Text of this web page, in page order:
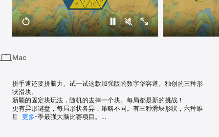
Mac
Vision
Mac
拼手速还要拼脑力。试一试这款加强版的数字华容道。独创的三种形
状滑块。
新颖的固定块玩法，随机的去掉一个块。每局都是新的挑战！
更有异形谜盘，每局形状各异，策略不同。有三种滑块形状，六种难
度。新一季最强大脑比赛项目。
更多